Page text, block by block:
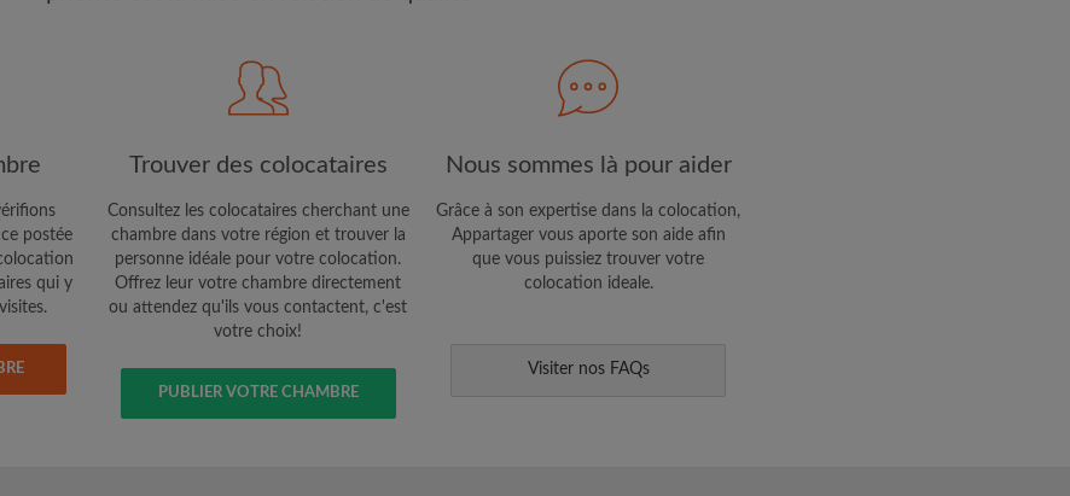
Je souhaite recevoir des offres exclusives et des mises à
postée
qui y
Trouver des colocataires
Consultez les colocataires cherchant une
chambre dans votre région et trouver la
personne idéale pour votre colocation.
Offrez leur votre chambre directement
ou attendez qu'ils vous contactent, c'est
votre choix!
PUBLIER VOTRE CHAMBRE
Nous sommes là pour aider
Grâce à son expertise dans la colocation,
Appartager vous aporte son aide afin
que vous puissiez trouver votre
colocation ideale.
Visiter nos FAQs